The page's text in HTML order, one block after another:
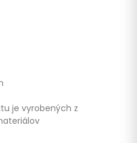
je vyrobených z